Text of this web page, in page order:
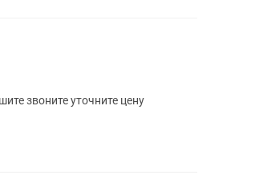
звоните уточните цену